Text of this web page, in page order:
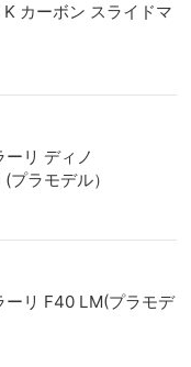
カーボン スライドマ
リ ディノ
ラモデル）
ーリ F40 LM(プラモデ